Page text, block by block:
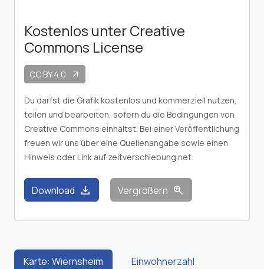
Kostenlos unter Creative
Commons License
CC BY 4.0 arrow_outward
Du darfst die Grafik kostenlos und kommerziell nutzen,
teilen und bearbeiten, sofern du die Bedingungen von
Creative Commons einhältst. Bei einer Veröffentlichung
freuen wir uns über eine Quellenangabe sowie einen
Hinweis oder Link auf zeitverschiebung.net
Download download Vergrößern zoom_in
Karte: Wiernsheim Einwohnerzahl